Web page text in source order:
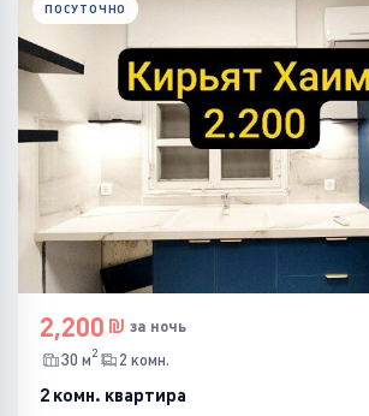
ПОСУТОЧНО
2,200
за ночь
30 м2 2 комн.
2 комн. квартира